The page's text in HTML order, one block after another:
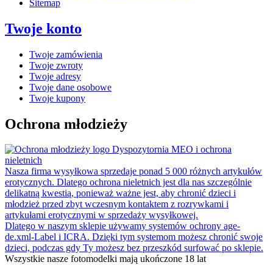
Sitemap
Twoje konto
Twoje zamówienia
Twoje zwroty
Twoje adresy
Twoje dane osobowe
Twoje kupony
Ochrona młodzieży
Dyspozytornia MEO i ochrona
nieletnich
Nasza firma wysyłkowa sprzedaje ponad 5 000 różnych artykułów
erotycznych. Dlatego ochrona nieletnich jest dla nas szczególnie
delikatną kwestią, ponieważ ważne jest, aby chronić dzieci i
młodzież przed zbyt wczesnym kontaktem z rozrywkami i
artykułami erotycznymi w sprzedaży wysyłkowej.
Dlatego w naszym sklepie używamy systemów ochrony age-
de.xml-Label i ICRA. Dzięki tym systemom możesz chronić swoje
dzieci, podczas gdy Ty możesz bez przeszkód surfować po sklepie.
Wszystkie nasze fotomodelki mają ukończone 18 lat